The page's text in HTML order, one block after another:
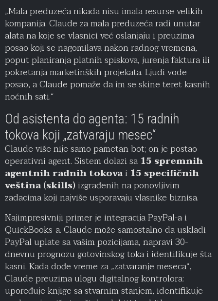
„Mala preduzeća nikada nisu imala resurse velikih
kompanija. Claude za mala preduzeća radi unutar
alata na koje se vlasnici već oslanjaju i preuzima
posao koji se nagomilava nakon radnog vremena,
poput planiranja platnih spiskova, jurenja faktura ili
pokretanja marketinških projekata. Ljudi vode
posao, a Claude pomaže da im se skine teret kasnih
noćnih sati.“
Od asistenta do agenta: 15 radnih
tokova koji „zatvaraju mesec“
Claude više nije samo pametan bot; on je postao
operativni agent. Sistem dolazi sa 15 spremnih
agentnih radnih tokovai 15 specifičnih
veština (skills) izgrađenih na ponovljivim
zadacima koji najviše usporavaju vlasnike biznisa.
Najimpresivniji primer je integracija PayPal-a i
QuickBooks-a. Claude može samostalno da uskladi
PayPal uplate sa vašim pozicijama, napravi 30-
dnevnu prognozu gotovinskog toka i identifikuje šta
kasni. Kada dođe vreme za „zatvaranje meseca“,
Claude preuzima ulogu digitalnog kontrolora:
upoređuje knjige sa stvarnim stanjem, identifikuje